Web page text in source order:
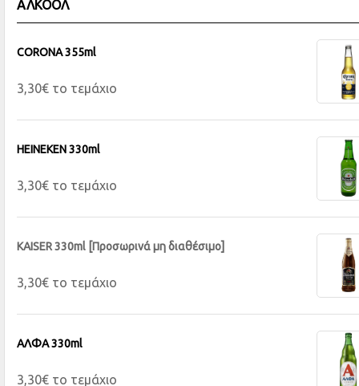
ΑΛΚΟΟΛ
CORONA 355ml
3,30€ το τεμάχιο
HEINEKEN 330ml
3,30€ το τεμάχιο
KAISER 330ml [Προσωρινά μη διαθέσιμο]
3,30€ το τεμάχιο
ΑΛΦΑ 330ml
3,30€ το τεμάχιο